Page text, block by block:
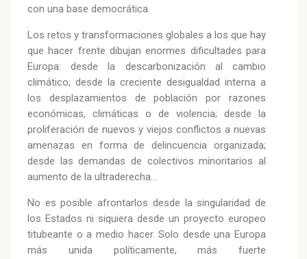
con una base democrática.
Los retos y transformaciones globales a los que hay
que hacer frente dibujan enormes dificultades para
Europa: desde la descarbonización al cambio
climático; desde la creciente desigualdad interna a
los desplazamientos de población por razones
económicas, climáticas o de violencia; desde la
proliferación de nuevos y viejos conflictos a nuevas
amenazas en forma de delincuencia organizada;
desde las demandas de colectivos minoritarios al
aumento de la ultraderecha...
No es posible afrontarlos desde la singularidad de
los Estados ni siquiera desde un proyecto europeo
titubeante o a medio hacer. Solo desde una Europa
más unida políticamente, más fuerte